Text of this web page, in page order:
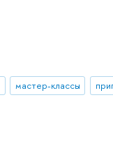
мастер-классы